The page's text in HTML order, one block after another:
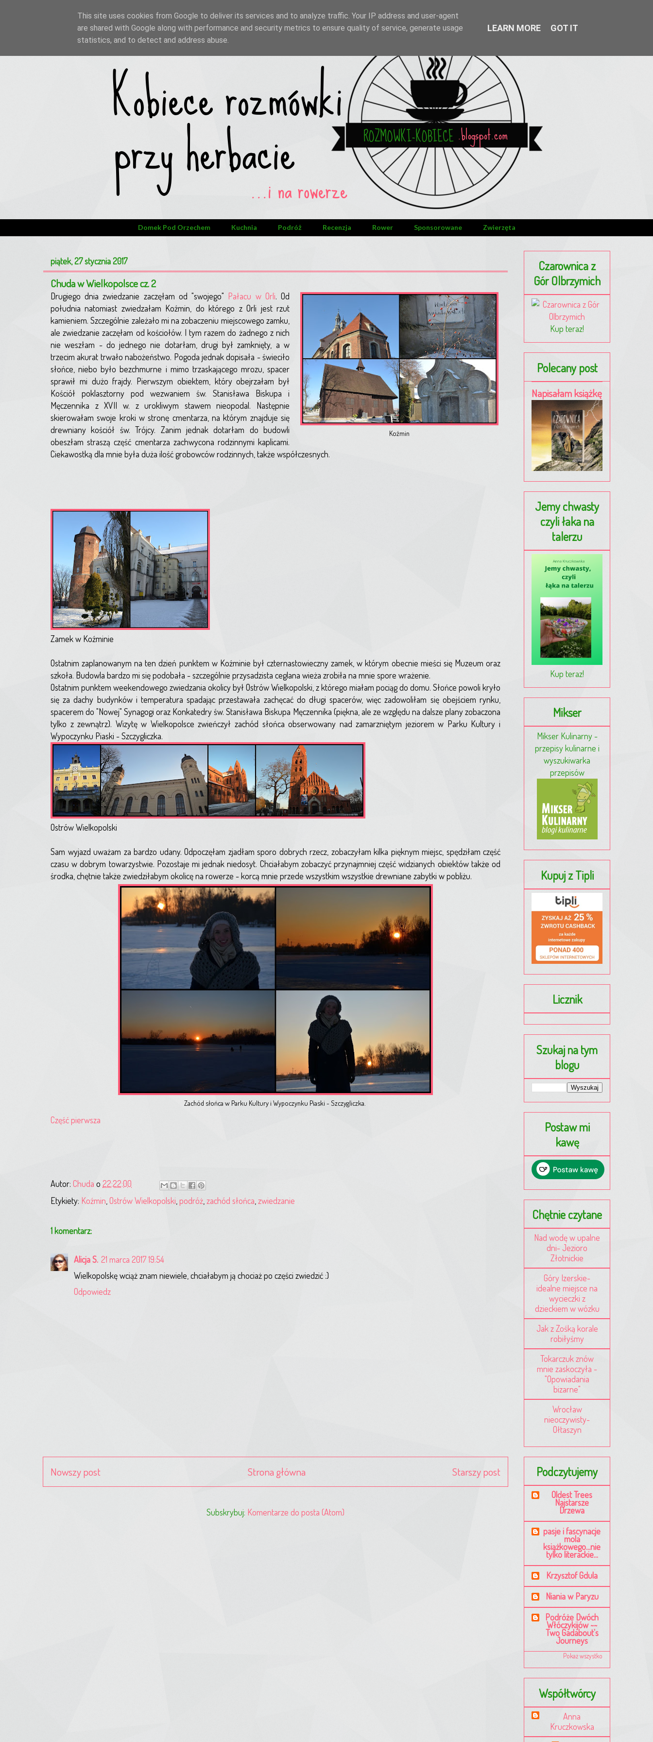
Domek Pod Orzechem Kuchnia Podróż Recenzja Rower Sponsorowane Zwierzęta
piątek, 27 stycznia 2017
Chuda w Wielkopolsce cz. 2
Koźmin
Drugiego dnia zwiedzanie zaczęłam od "swojego" Pałacu w Orli. Od
południa natomiast zwiedzałam Koźmin, do którego z Orli jest rzut
kamieniem. Szczególnie zależało mi na zobaczeniu miejscowego zamku,
ale zwiedzanie zaczęłam od kościołów. I tym razem do żadnego z nich
nie weszłam - do jednego nie dotarłam, drugi był zamknięty, a w
trzecim akurat trwało nabożeństwo. Pogoda jednak dopisała - świeciło
słońce, niebo było bezchmurne i mimo trzaskającego mrozu, spacer
sprawił mi dużo frajdy. Pierwszym obiektem, który obejrzałam był
Kościół poklasztorny pod wezwaniem św. Stanisława Biskupa i
Męczennika z XVII w. z urokliwym stawem nieopodal. Następnie
skierowałam swoje kroki w stronę cmentarza, na którym znajduje się
drewniany kościół św. Trójcy. Zanim jednak dotarłam do budowli
obeszłam straszą część cmentarza zachwycona rodzinnymi kaplicami.
Ciekawostką dla mnie była duża ilość grobowców rodzinnych, także współczesnych.
Zamek w Koźminie
Ostatnim zaplanowanym na ten dzień punktem w Koźminie był czternastowieczny zamek, w którym obecnie mieści się Muzeum oraz
szkoła. Budowla bardzo mi się podobała - szczególnie przysadzista ceglana wieża zrobiła na mnie spore wrażenie.
Ostatnim punktem weekendowego zwiedzania okolicy był Ostrów Wielkopolski, z którego miałam pociąg do domu. Słońce powoli kryło
się za dachy budynków i temperatura spadając przestawała zachęcać do długi spacerów, więc zadowoliłam się obejściem rynku,
spacerem do "Nowej" Synagogi oraz Konkatedry św. Stanisława Biskupa Męczennika (piękna, ale ze względu na dalsze plany zobaczona
tylko z zewnątrz). Wizytę w Wielkopolsce zwieńczył zachód słońca obserwowany nad zamarzniętym jeziorem w Parku Kultury i
Wypoczynku Piaski - Szczygliczka.
Ostrów Wielkopolski
Sam wyjazd uważam za bardzo udany. Odpoczęłam zjadłam sporo dobrych rzecz, zobaczyłam kilka pięknym miejsc, spędziłam część
czasu w dobrym towarzystwie. Pozostaje mi jednak niedosyt. Chciałabym zobaczyć przynajmniej część widzianych obiektów także od
środka, chętnie także zwiedziłabym okolicę na rowerze - korcą mnie przede wszystkim wszystkie drewniane zabytki w pobliżu.
Zachód słońca w Parku Kultury i Wypoczynku Piaski - Szczygliczka.
Część pierwsza
Autor: Chuda o 22:22:00
Etykiety: Koźmin Ostrów Wielkopolski podróż zachód słońca zwiedzanie
1 komentarz:
Alicja S. 21 marca 2017 19:54
Wielkopolskę wciąż znam niewiele, chciałabym ją chociaż po części zwiedzić :)
Odpowiedz
Nowszy post Starszy post
Strona główna
Subskrybuj: Komentarze do posta (Atom)
Czarownica z
Gór Olbrzymich
Kup teraz!
Polecany post
Napisałam książkę
Jemy chwasty
czyli łaka na
talerzu
Kup teraz!
Mikser
Mikser Kulinarny -
przepisy kulinarne i
wyszukiwarka
przepisów
Kupuj z Tipli
Licznik
Szukaj na tym
blogu
Postaw mi
kawę
Chętnie czytane
Nad wodę w upalne
dni- Jezioro
Złotnickie
Góry Izerskie-
idealne miejsce na
wycieczki z
dzieckiem w wózku
Jak z Zośką korale
robiłyśmy
Tokarczuk znów
mnie zaskoczyła -
"Opowiadania
bizarne"
Wrocław
nieoczywisty-
Ołtaszyn
Podczytujemy
Oldest Trees
Najstarsze
Drzewa
pasje i fascynacje
mola
książkowego...nie
tylko literackie...
Krzysztof Gdula
Niania w Paryzu
Podróże Dwóch
Włóczykijów ~~
Two Gadabout's
Journeys
Pokaż wszystko
Współtwórcy
Anna
Kruczkowska
This site uses cookies from Google to deliver its services and to analyze traffic. Your IP address and user-agent
are shared with Google along with performance and security metrics to ensure quality of service, generate usage
statistics, and to detect and address abuse.
LEARN MORE GOT IT